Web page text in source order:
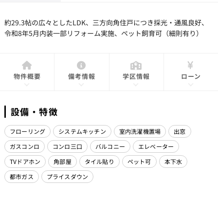
約29.3帖の広々としたLDK、三方向角住戸につき採光・通風良好、
令和8年5月内装一部リフォーム実施、ペット飼育可（細則有り）
物件概要 備考情報 学区情報 ローン
設備・特徴
フローリング システムキッチン 室内洗濯機置場
出窓
ガスコンロ
コンロ三口 バルコニー
エレベーター
TVドアホン
角部屋 タイル貼り ペット可
本下水
都市ガス
プライスダウン